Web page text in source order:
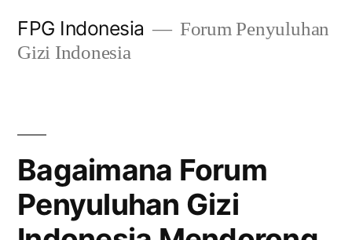
FPG Indonesia
Forum Penyuluhan
Gizi Indonesia
Bagaimana Forum
Penyuluhan Gizi